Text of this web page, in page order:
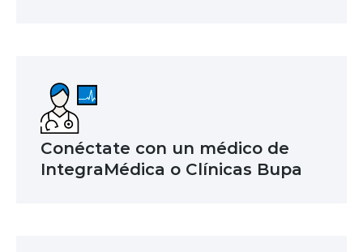
Conéctate con un médico de
IntegraMédica o Clínicas Bupa